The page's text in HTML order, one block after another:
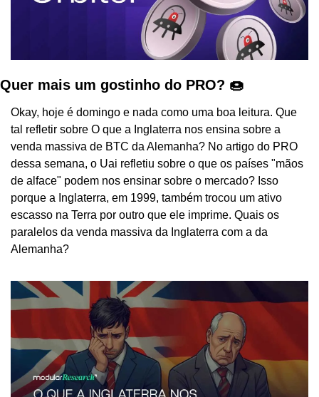
Quer mais um gostinho do PRO? 🍩
Okay, hoje é domingo e nada como uma boa leitura. Que
tal refletir sobre O que a Inglaterra nos ensina sobre a
venda massiva de BTC da Alemanha? No artigo do PRO
dessa semana, o Uai refletiu sobre o que os países "mãos
de alface" podem nos ensinar sobre o mercado? Isso
porque a Inglaterra, em 1999, também trocou um ativo
escasso na Terra por outro que ele imprime. Quais os
paralelos da venda massiva da Inglaterra com a da
Alemanha?